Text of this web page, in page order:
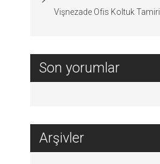
Vişnezade Ofis Koltuk
Son yorumlar
Arşivler